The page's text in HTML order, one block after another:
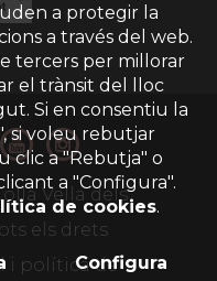
a protegir la
a través del web.
tercers per millorar
el trànsit del lloc
Si en consentiu la
si voleu rebutjar
clic a "Rebutja" o
a "Configura".
de cookies.
Configura
Vella dels
els drets
i política de